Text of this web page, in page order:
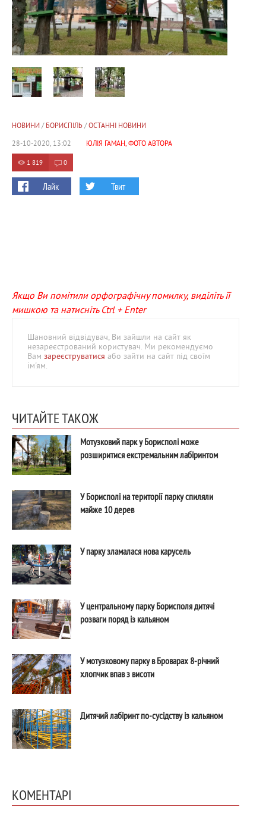
НОВИНИ/ БОРИСПІЛЬ/ ОСТАННІ НОВИНИ
28-10-2020, 13:02
ЮЛІЯ ГАМАН, ФОТО АВТОРА
1 819 0
Лайк Твит
Якщо Ви помітили орфографічну помилку, виділіть її
мишкою та натисніть Ctrl + Enter
Шановний відвідувач, Ви зайшли на сайт як
незареєстрований користувач. Ми рекомендуємо
Вам зареєструватися або зайти на сайт під своїм
ім'ям.
ЧИТАЙТЕ ТАКОЖ
Мотузковий парк у Борисполі може
розширитися екстремальним лабіринтом
У Борисполі на території парку спиляли
майже 10 дерев
У парку зламалася нова карусель
У центральному парку Борисполя дитячі
розваги поряд із кальяном
У мотузковому парку в Броварах 8-річний
хлопчик впав з висоти
Дитячий лабіринт по-сусідству із кальяном
КОМЕНТАРІ